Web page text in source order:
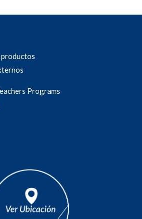
Programs